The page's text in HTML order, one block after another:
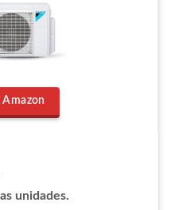
Amazon
unidades.